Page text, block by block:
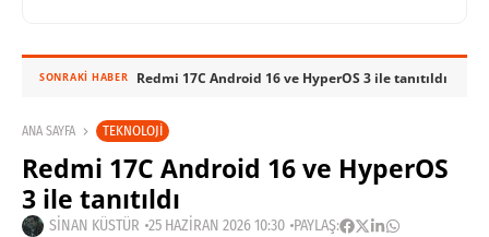
SONRAKI HABER Redmi 17C Android 16 ve HyperOS 3 ile tanıtıldı
ANA SAYFA TEKNOLOJI
Redmi 17C Android 16 ve HyperOS
3 ile tanıtıldı
SINAN KÜSTÜR 25 HAZIRAN 2026 10:30 PAYLAŞ: